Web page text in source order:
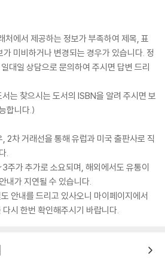
처에서 제공하는 정보가 부족하여 제목, 표
미비하거나 변경되는 경우가 있습니다. 정
대일 상담으로 문의하여 주시면 답변 드리
는 찾으시는 도서의 ISBN을 알려 주시면 보
합니다.)
2차 거래선을 통해 유럽과 미국 출판사로 직
.
주가 추가로 소요되며, 해외에서도 유통이
내가 지연될 수 있습니다.
안내를 드리고 있사오니 마이페이지에서
시 한번 확인해주시기 바랍니다.